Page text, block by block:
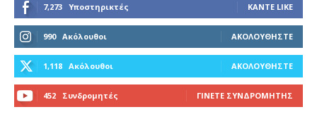
7,273 Υποστηρικτές ΚΆΝΤΕ LIKE
990 Ακόλουθοι ΑΚΟΛΟΥΘΉΣΤΕ
1,118 Ακόλουθοι ΑΚΟΛΟΥΘΉΣΤΕ
452 Συνδρομητές ΓΊΝΕΤΕ ΣΥΝΔΡΟΜΗΤΉΣ